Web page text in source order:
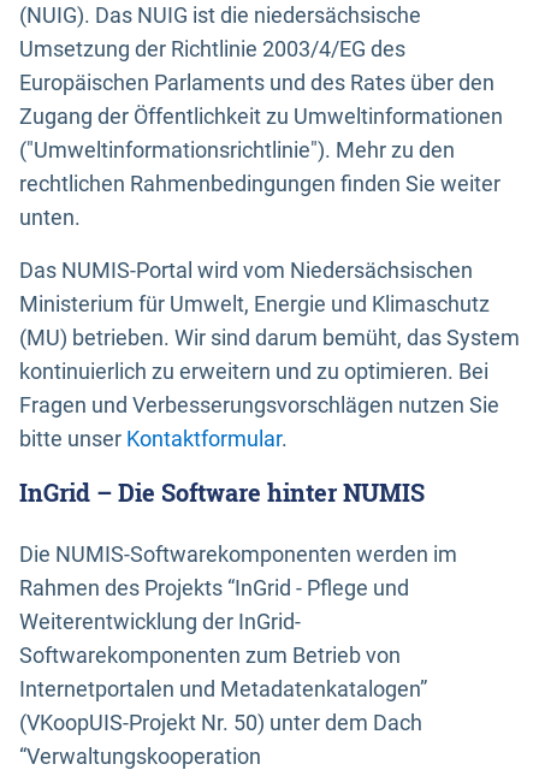
(NUIG). Das NUIG ist die niedersächsische
Umsetzung der Richtlinie 2003/4/EG des
Europäischen Parlaments und des Rates über den
Zugang der Öffentlichkeit zu Umweltinformationen
("Umweltinformationsrichtlinie"). Mehr zu den
rechtlichen Rahmenbedingungen finden Sie weiter
unten.
Das NUMIS-Portal wird vom Niedersächsischen
Ministerium für Umwelt, Energie und Klimaschutz
(MU) betrieben. Wir sind darum bemüht, das System
kontinuierlich zu erweitern und zu optimieren. Bei
Fragen und Verbesserungsvorschlägen nutzen Sie
bitte unser Kontaktformular.
InGrid – Die Software hinter NUMIS
Die NUMIS-Softwarekomponenten werden im
Rahmen des Projekts “InGrid - Pflege und
Weiterentwicklung der InGrid-
Softwarekomponenten zum Betrieb von
Internetportalen und Metadatenkatalogen”
(VKoopUIS-Projekt Nr. 50) unter dem Dach
“Verwaltungskooperation